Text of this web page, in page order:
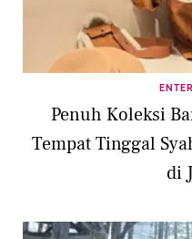
Penuh Koleksi
Tempat Tinggal
di